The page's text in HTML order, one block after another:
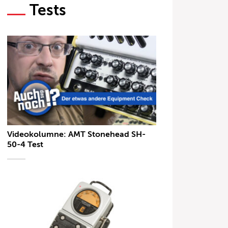
Tests
Videokolumne: AMT Stonehead SH-
50-4 Test